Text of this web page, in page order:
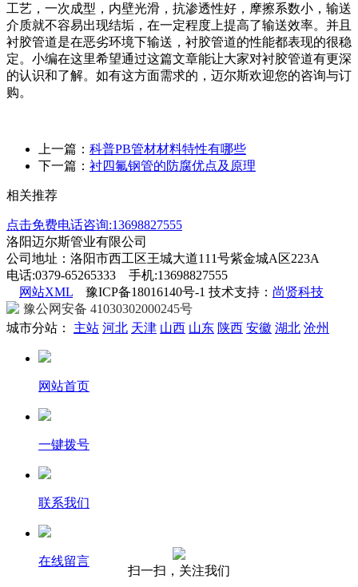
工艺，一次成型，内壁光滑，抗渗透性好，摩擦系数小，输送
介质就不容易出现结垢，在一定程度上提高了输送效率。并且
衬胶管道是在恶劣环境下输送，衬胶管道的性能都表现的很稳
定。小编在这里希望通过这篇文章能让大家对衬胶管道有更深
的认识和了解。如有这方面需求的，迈尔斯欢迎您的咨询与订
购。
上一篇： 科普PB管材材料特性有哪些
下一篇： 衬四氟钢管的防腐优点及原理
相关推荐
点击免费电话咨询:13698827555
洛阳迈尔斯管业有限公司
公司地址：洛阳市西工区王城大道111号紫金城A区223A
电话:0379-65265333 手机:13698827555
网站XML 豫ICP备18016140号-1 技术支持： 尚贤科技
豫公网安备 41030302000245号
城市分站：
主站 河北 天津 山西 山东 陕西 安徽 湖北 沧州
网站首页
一键拨号
联系我们
在线留言
扫一扫，关注我们